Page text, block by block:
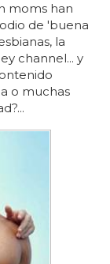
moms han
de 'buena
la
channel... y
o muchas